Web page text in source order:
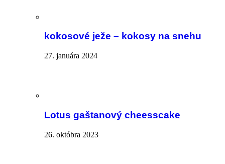
kokosové ježe – kokosy na snehu
27. januára 2024
Lotus gaštanový cheesscake
26. októbra 2023